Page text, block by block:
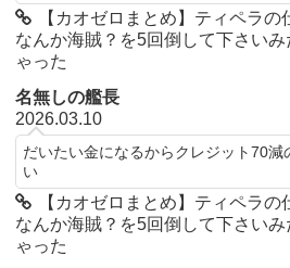
【カオゼロまとめ】ティペラ
なんか海賊？を5回倒して下さい
ゃった
名無しの艦長
2026.03.10
だいたい金になるからクレジット70減
い
【カオゼロまとめ】ティペラ
なんか海賊？を5回倒して下さい
ゃった